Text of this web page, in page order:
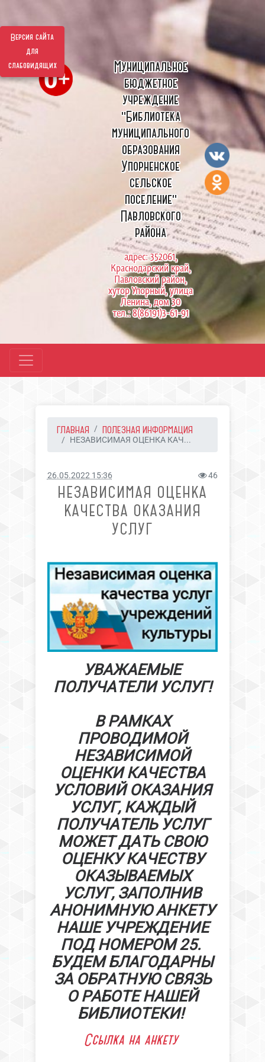
Версия сайта
для
слабовидящих
Муниципальное
бюджетное
учреждение
"Библиотека
муниципального
образования
Упорненское
сельское
поселение"
Павловского
района
адрес: 352061,
Краснодарский край,
Павловский район,
хутор Упорный, улица
Ленина, дом 30
тел.: 8(86191)3-61-91
ГЛАВНАЯ ПОЛЕЗНАЯ ИНФОРМАЦИЯ
НЕЗАВИСИМАЯ ОЦЕНКА КАЧ...
26.05.2022 15:36 46
НЕЗАВИСИМАЯ ОЦЕНКА
КАЧЕСТВА ОКАЗАНИЯ
УСЛУГ
УВАЖАЕМЫЕ
ПОЛУЧАТЕЛИ УСЛУГ!
В РАМКАХ
ПРОВОДИМОЙ
НЕЗАВИСИМОЙ
ОЦЕНКИ КАЧЕСТВА
УСЛОВИЙ ОКАЗАНИЯ
УСЛУГ, КАЖДЫЙ
ПОЛУЧАТЕЛЬ УСЛУГ
МОЖЕТ ДАТЬ СВОЮ
ОЦЕНКУ КАЧЕСТВУ
ОКАЗЫВАЕМЫХ
УСЛУГ, ЗАПОЛНИВ
АНОНИМНУЮ АНКЕТУ
НАШЕ УЧРЕЖДЕНИЕ
ПОД НОМЕРОМ 25.
БУДЕМ БЛАГОДАРНЫ
ЗА ОБРАТНУЮ СВЯЗЬ
О РАБОТЕ НАШЕЙ
БИБЛИОТЕКИ!
Ссылка на анкету